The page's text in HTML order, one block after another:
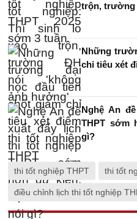
trộn, trường
Những
chỉ tiêu xét
Nghệ An
THPT sớm
gì?
thi tốt nghiệp THPT thi tốt
điều chỉnh lịch thi tốt nghiệp